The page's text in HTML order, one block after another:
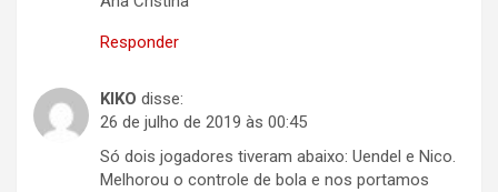
Responder
KIKO disse:
26 de julho de 2019 às 00:45
Só dois jogadores tiveram abaixo: Uendel e Nico.
Melhorou o controle de bola e nos portamos